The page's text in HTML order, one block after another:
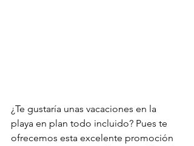
¿Te gustaría unas vacaciones en la
playa en plan todo incluido? Pues te
ofrecemos esta excelente promoción